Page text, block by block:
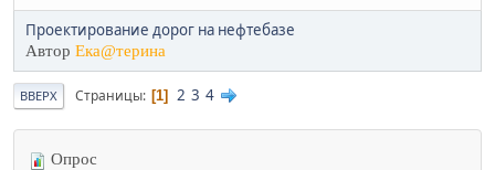
Проектирование дорог на нефтебазе
Автор Ека@терина
ВВЕРХ Страницы 1 2 3 4
Опрос